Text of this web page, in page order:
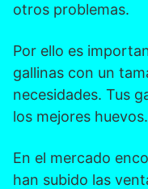
otros problemas.
Por ello es
gallinas con un
necesidades. Tus
los mejores huevos.
En el mercado
han subido las